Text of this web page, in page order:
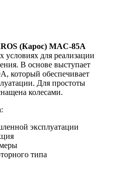
(Карос) MAC-85A
для реализации
В основе выступает
который обеспечивает
Для простоты
колесами.
эксплуатации
типа